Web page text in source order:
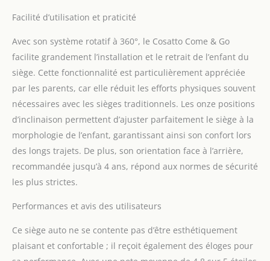
protection IOSFIX : le
de fixation ISOFIX
sécurisés et une
construction absorbant la
force. Les indicateurs de
sécurité faciles à lire sur
le siège et le pied de
support confirment
l'installation correcte
d'esprit. La jambe
d'appui offre une
du véhicule et réduira la
cas de collision.
Protection contre les
chocs latéraux – Come
Facilité d’utilisation et praticité
Avec son système rotatif à 360°, le Cosatto Come & Go
facilite grandement l’installation et le retrait de l’enfant du
siège. Cette fonctionnalité est particulièrement appréciée
par les parents, car elle réduit les efforts physiques souvent
nécessaires avec les sièges traditionnels. Les onze positions
d’inclinaison permettent d’ajuster parfaitement le siège à la
morphologie de l’enfant, garantissant ainsi son confort lors
des longs trajets. De plus, son orientation face à l’arrière,
recommandée jusqu’à 4 ans, répond aux normes de sécurité
les plus strictes.
Performances et avis des utilisateurs
Ce siège auto ne se contente pas d’être esthétiquement
plaisant et confortable ; il reçoit également des éloges pour